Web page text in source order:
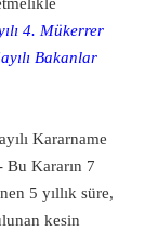
4. Mükerrer
Bakanlar
Kararname
Bu Kararın 7
5 yıllık süre,
kesin